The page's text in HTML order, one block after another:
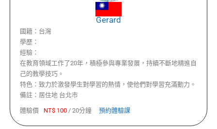
Gerard
國籍： 台灣
學歷：
經驗：
在教育領域工作了20年，積極參與專業發展，持續不斷地精進自
己的教學技巧。
特色： 致力於激發學生對學習的熱情，使他們對學習充滿動力。
備註： 居住地 台北市
體驗價 NT$ 100 / 20分鐘 預約體驗課